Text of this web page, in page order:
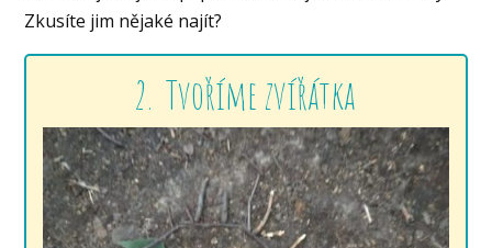
Zkusíte jim nějaké najít?
2. Tvoříme zvířátka